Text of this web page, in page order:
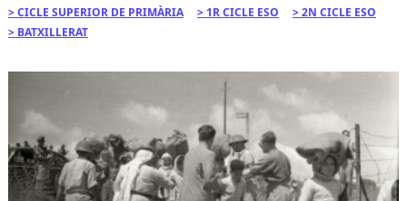
CICLE SUPERIOR DE PRIMÀRIA 1R CICLE ESO
2N CICLE ESO
BATXILLERAT